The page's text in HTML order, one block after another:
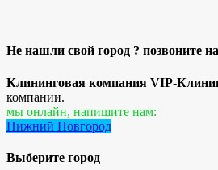
Не нашли свой город ? позвоните
Клининговая компания VIP-
компании.
мы онлайн, напишите нам:
Нижний Новгород
Выберите город